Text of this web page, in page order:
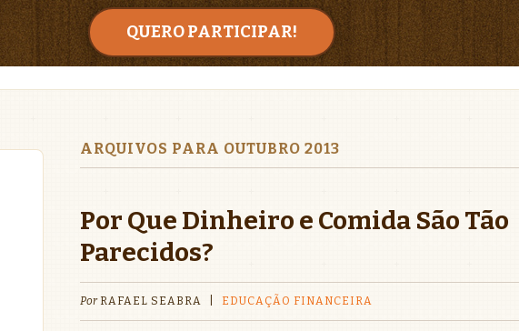
QUERO PARTICIPAR!
ARQUIVOS PARA OUTUBRO 2013
Por Que Dinheiro e Comida São Tão
Parecidos?
Por RAFAEL SEABRA EDUCAÇÃO FINANCEIRA